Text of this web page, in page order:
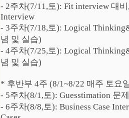
- 2주차(7/11,토): Fit interview 대
Interview
- 3주차(7/18,토): Logical
념 및 실습)
- 4주차(7/25,토): Logical
념 및 실습)
* 후반부 4주 (8/1~8/22 매주 토요
- 5주차(8/1,토): Guesstimation 문
- 6주차(8/8,토): Business Case